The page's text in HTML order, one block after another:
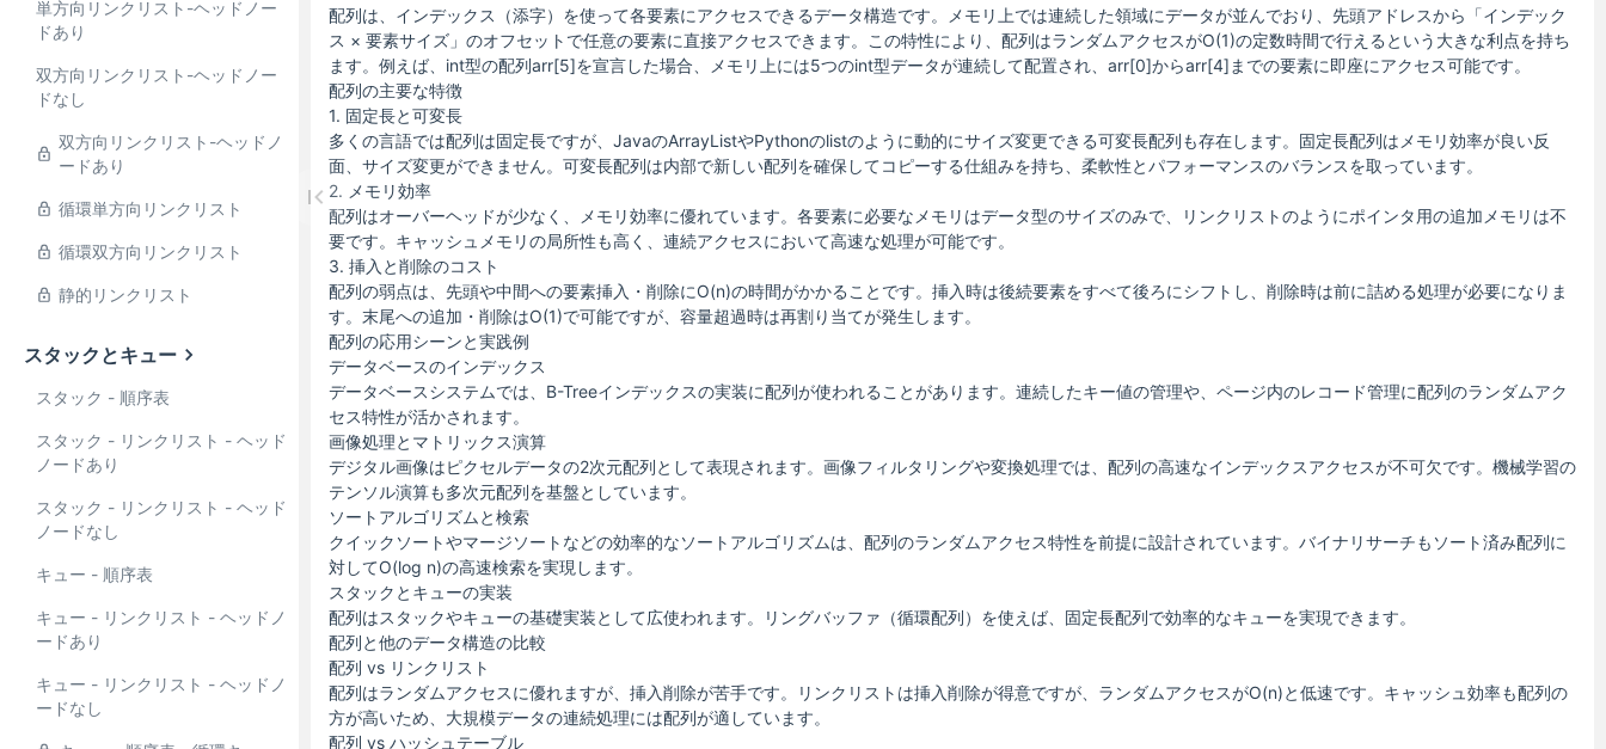
単方向リンクリスト-ヘッドノー
ドあり
双方向リンクリスト-ヘッドノー
ドなし
双方向リンクリスト-ヘッドノ
ードあり
循環単方向リンクリスト
循環双方向リンクリスト
静的リンクリスト
スタックとキュー
スタック - 順序表
スタック - リンクリスト - ヘッド
ノードあり
スタック - リンクリスト - ヘッド
ノードなし
キュー - 順序表
キュー - リンクリスト - ヘッドノ
ードあり
キュー - リンクリスト - ヘッドノ
ードなし
配列は、インデックス（添字）を使って各要素にアクセスできるデータ構造です。メモリ上では連続した領域にデータが並んでおり、先頭アドレスから「インデック
ス × 要素サイズ」のオフセットで任意の要素に直接アクセスできます。この特性により、配列はランダムアクセスがO(1)の定数時間で行えるという大きな利点を持ち
ます。例えば、int型の配列arr[5]を宣言した場合、メモリ上には5つのint型データが連続して配置され、arr[0]からarr[4]までの要素に即座にアクセス可能です。
配列の主要な特徴
1. 固定長と可変長
多くの言語では配列は固定長ですが、JavaのArrayListやPythonのlistのように動的にサイズ変更できる可変長配列も存在します。固定長配列はメモリ効率が良い反
面、サイズ変更ができません。可変長配列は内部で新しい配列を確保してコピーする仕組みを持ち、柔軟性とパフォーマンスのバランスを取っています。
2. メモリ効率
配列はオーバーヘッドが少なく、メモリ効率に優れています。各要素に必要なメモリはデータ型のサイズのみで、リンクリストのようにポインタ用の追加メモリは不
要です。キャッシュメモリの局所性も高く、連続アクセスにおいて高速な処理が可能です。
3. 挿入と削除のコスト
配列の弱点は、先頭や中間への要素挿入・削除にO(n)の時間がかかることです。挿入時は後続要素をすべて後ろにシフトし、削除時は前に詰める処理が必要になりま
す。末尾への追加・削除はO(1)で可能ですが、容量超過時は再割り当てが発生します。
配列の応用シーンと実践例
データベースのインデックス
データベースシステムでは、B-Treeインデックスの実装に配列が使われることがあります。連続したキー値の管理や、ページ内のレコード管理に配列のランダムアク
セス特性が活かされます。
画像処理とマトリックス演算
デジタル画像はピクセルデータの2次元配列として表現されます。画像フィルタリングや変換処理では、配列の高速なインデックスアクセスが不可欠です。機械学習の
テンソル演算も多次元配列を基盤としています。
ソートアルゴリズムと検索
クイックソートやマージソートなどの効率的なソートアルゴリズムは、配列のランダムアクセス特性を前提に設計されています。バイナリサーチもソート済み配列に
対してO(log n)の高速検索を実現します。
スタックとキューの実装
配列はスタックやキューの基礎実装として広使われます。リングバッファ（循環配列）を使えば、固定長配列で効率的なキューを実現できます。
配列と他のデータ構造の比較
配列 vs リンクリスト
配列はランダムアクセスに優れますが、挿入削除が苦手です。リンクリストは挿入削除が得意ですが、ランダムアクセスがO(n)と低速です。キャッシュ効率も配列の
方が高いため、大規模データの連続処理には配列が適しています。
配列 vs ハッシュテーブル